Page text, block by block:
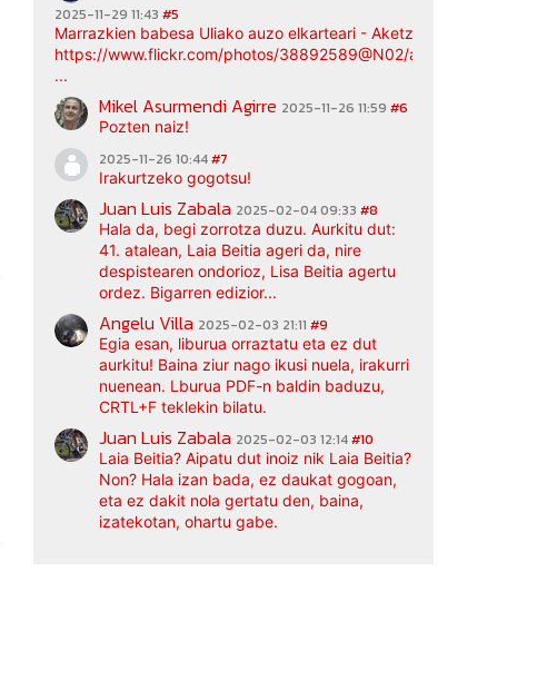
2025-11-29 11:43 #5
Marrazkien babesa Uliako auzo elkarteari - Aketz etxea (argazki
https://www.flickr.com/photos/38892589@N02/albums/
...
Mikel Asurmendi Agirre 2025-11-26 11:59 #6
Pozten naiz!
2025-11-26 10:44#7
Irakurtzeko gogotsu!
Juan Luis Zabala 2025-02-04 09:33 #8
Hala da, begi zorrotza duzu. Aurkitu dut:
41. atalean, Laia Beitia ageri da, nire
despistearen ondorioz, Lisa Beitia agertu
ordez. Bigarren edizior...
Angelu Villa 2025-02-03 21:11 #9
Egia esan, liburua orraztatu eta ez dut
aurkitu! Baina ziur nago ikusi nuela, irakurri
nuenean. Lburua PDF-n baldin baduzu,
CRTL+F teklekin bilatu.
Juan Luis Zabala 2025-02-03 12:14#10
Laia Beitia? Aipatu dut inoiz nik Laia Beitia?
Non? Hala izan bada, ez daukat gogoan,
eta ez dakit nola gertatu den, baina,
izatekotan, ohartu gabe.